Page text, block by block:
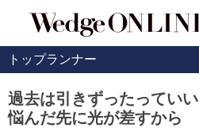
トップランナー
過去は引きずったっていい
悩んだ先に光が差すから